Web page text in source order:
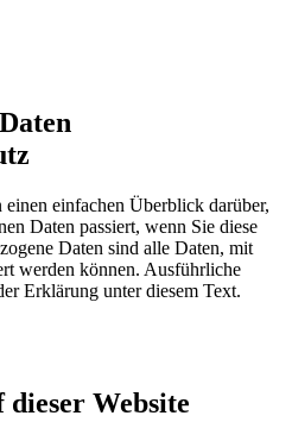
einfachen Überblick darüber,
Daten passiert, wenn Sie diese
Daten sind alle Daten, mit
werden können. Ausführliche
Erklärung unter diesem Text.
dieser Website